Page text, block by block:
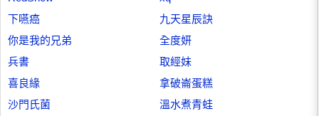
下嚥癌
九天星辰訣
你是我的兄弟
全度妍
兵書
取經妹
喜良緣
拿破崙蛋糕
沙門氏菌
溫水煮青蛙